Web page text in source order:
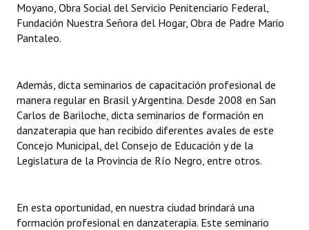
Moyano, Obra Social del Servicio Penitenciario Federal,
Fundación Nuestra Señora del Hogar, Obra de Padre Mario
Pantaleo.
Además, dicta seminarios de capacitación profesional de
manera regular en Brasil y Argentina. Desde 2008 en San
Carlos de Bariloche, dicta seminarios de formación en
danzaterapia que han recibido diferentes avales de este
Concejo Municipal, del Consejo de Educación y de la
Legislatura de la Provincia de Río Negro, entre otros.
En esta oportunidad, en nuestra ciudad brindará una
formación profesional en danzaterapia. Este seminario